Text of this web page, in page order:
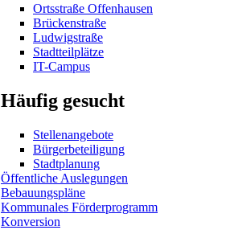
Ortsstraße Offenhausen
Brückenstraße
Ludwigstraße
Stadtteilplätze
IT-Campus
Häufig gesucht
Stellenangebote
Bürgerbeteiligung
Stadtplanung
Öffentliche Auslegungen
Bebauungspläne
Kommunales Förderprogramm
Konversion